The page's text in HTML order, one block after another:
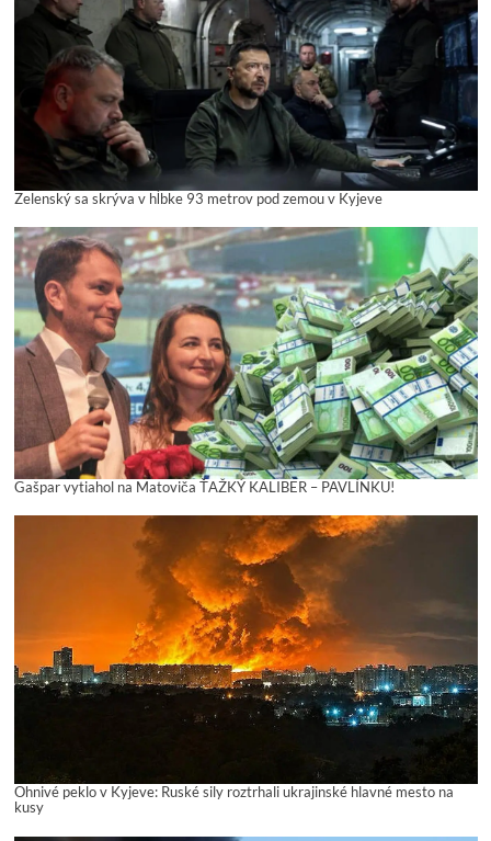
Zelenský sa skrýva v hĺbke 93 metrov pod zemou v Kyjeve
Gašpar vytiahol na Matoviča ŤAŽKÝ KALIBER – PAVLÍNKU!
Ohnivé peklo v Kyjeve: Ruské sily roztrhali ukrajinské hlavné mesto na
kusy